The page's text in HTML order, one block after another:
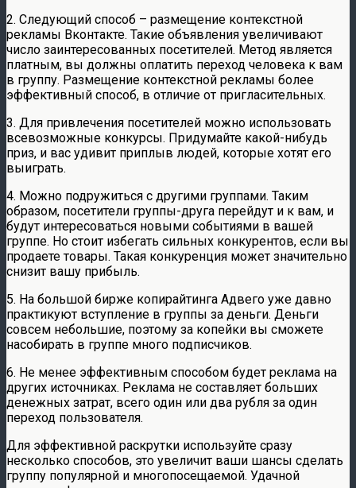
2. Следующий способ – размещение контекстной
рекламы Вконтакте. Такие объявления увеличивают
число заинтересованных посетителей. Метод является
платным, вы должны оплатить переход человека к вам
в группу. Размещение контекстной рекламы более
эффективный способ, в отличие от пригласительных.
3. Для привлечения посетителей можно использовать
всевозможные конкурсы. Придумайте какой-нибудь
приз, и вас удивит приплыв людей, которые хотят его
выиграть.
4. Можно подружиться с другими группами. Таким
образом, посетители группы-друга перейдут и к вам, и
будут интересоваться новыми событиями в вашей
группе. Но стоит избегать сильных конкурентов, если вы
продаете товары. Такая конкуренция может значительно
снизит вашу прибыль.
5. На большой бирже копирайтинга Адвего уже давно
практикуют вступление в группы за деньги. Деньги
совсем небольшие, поэтому за копейки вы сможете
насобирать в группе много подписчиков.
6. Не менее эффективным способом будет реклама на
других источниках. Реклама не составляет больших
денежных затрат, всего один или два рубля за один
переход пользователя.
Для эффективной раскрутки используйте сразу
несколько способов, это увеличит ваши шансы сделать
группу популярной и многопосещаемой. Удачной